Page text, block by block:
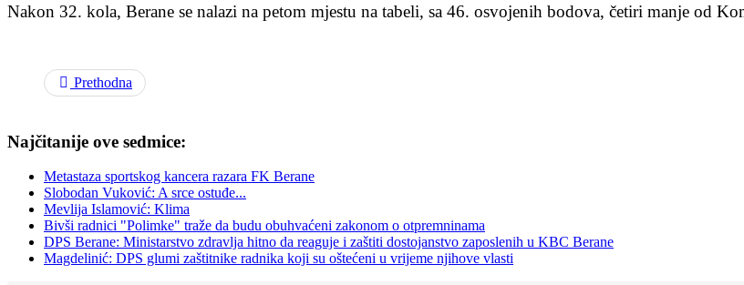
Nakon 32. kola, Berane se nalazi na petom mjestu na tabeli, sa 46. osvojenih bodova, četiri manje od
Prethodna
Najčitanije ove sedmice:
Metastaza sportskog kancera razara FK Berane
Slobodan Vuković: A srce ostuđe...
Mevlija Islamović: Klima
Bivši radnici "Polimke" traže da budu obuhvaćeni zakonom o otpremninama
DPS Berane: Ministarstvo zdravlja hitno da reaguje i zaštiti dostojanstvo zaposlenih u KBC Berane
Magdelinić: DPS glumi zaštitnike radnika koji su oštećeni u vrijeme njihove vlasti